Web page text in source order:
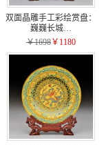
双面晶雕手工彩绘赏盘：
巍巍长城…
￥1698￥1180